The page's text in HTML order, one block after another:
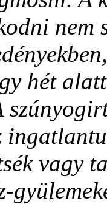
nem
hét
vagy